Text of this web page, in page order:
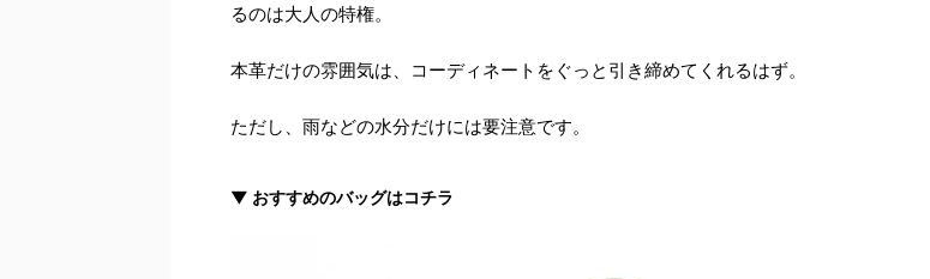
るのは大人の特権。
本革だけの雰囲気は、コーディネートをぐっと引き締めてくれるはず。
ただし、雨などの水分だけには要注意です。
▼ おすすめのバッグはコチラ